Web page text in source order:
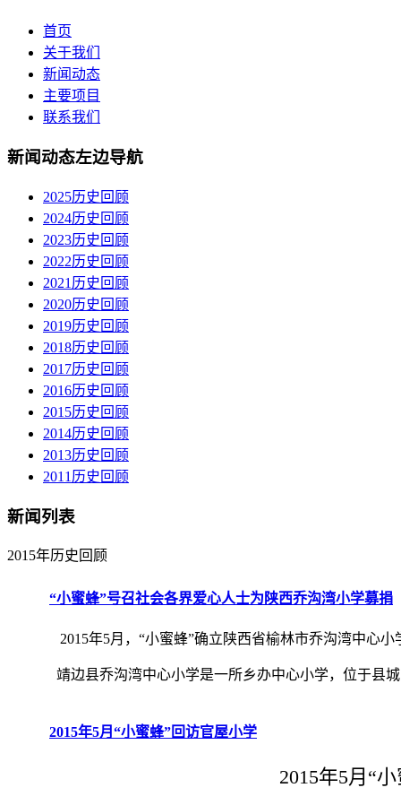
首页
关于我们
新闻动态
主要项目
联系我们
新闻动态左边导航
2025历史回顾
2024历史回顾
2023历史回顾
2022历史回顾
2021历史回顾
2020历史回顾
2019历史回顾
2018历史回顾
2017历史回顾
2016历史回顾
2015历史回顾
2014历史回顾
2013历史回顾
2011历史回顾
新闻列表
2015年历史回顾
“小蜜蜂”号召社会各界爱心人士为陕西乔沟湾小学募捐
2015年5月，“小蜜蜂”确立陕西省榆林市乔沟湾中心
靖边县乔沟湾中心小学是一所乡办中心小学，位于县
2015年5月“小蜜蜂”回访官屋小学
2015年5月“